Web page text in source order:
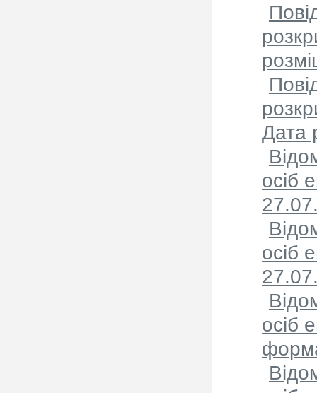
Дата
осіб
осіб
осіб